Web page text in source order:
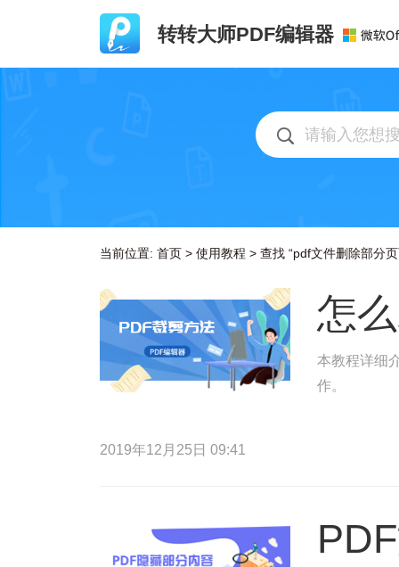
转转大师PDF编辑器
当前位置: 首页 > 使用教程 > 查找 “pdf文件删除部分页
怎
本教程详细
作。
2019年12月25日 09:41